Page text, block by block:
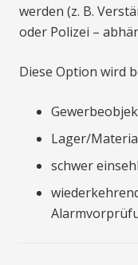
werden (z. B.
oder Polizei –
Diese Option wird
Lager/
schwer